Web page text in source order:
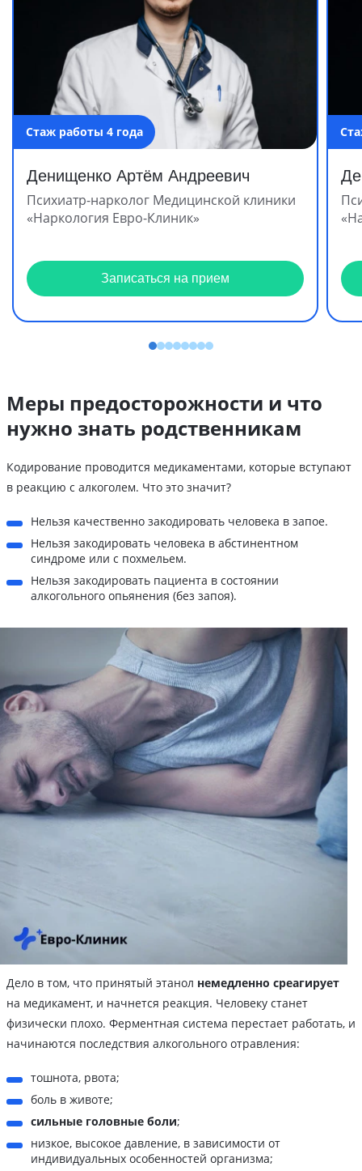
Стаж работы 4 года
Денищенко Артём Андреевич
Психиатр-нарколог Медицинской клиники
«Наркология Евро-Клиник»
Записаться на прием
Меры предосторожности и что
нужно знать родственникам
Кодирование проводится медикаментами, которые вступают
в реакцию с алкоголем. Что это значит?
Нельзя качественно закодировать человека в запое.
Нельзя закодировать человека в абстинентном
синдроме или с похмельем.
Нельзя закодировать пациента в состоянии
алкогольного опьянения (без запоя).
Дело в том, что принятый этанол немедленно среагирует
на медикамент, и начнется реакция. Человеку станет
физически плохо. Ферментная система перестает работать, и
начинаются последствия алкогольного отравления:
тошнота, рвота;
боль в животе;
сильные головные боли;
низкое, высокое давление, в зависимости от
индивидуальных особенностей организма;